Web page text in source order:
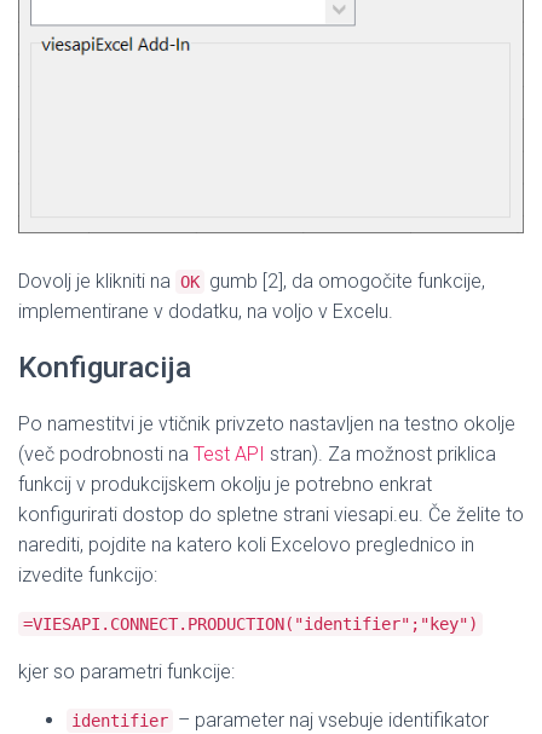
Dovolj je klikniti na OK gumb [2], da omogočite funkcije,
implementirane v dodatku, na voljo v Excelu.
Konfiguracija
Po namestitvi je vtičnik privzeto nastavljen na testno okolje
(več podrobnosti na Test API stran). Za možnost priklica
funkcij v produkcijskem okolju je potrebno enkrat
konfigurirati dostop do spletne strani viesapi.eu. Če želite to
narediti, pojdite na katero koli Excelovo preglednico in
izvedite funkcijo:
=VIESAPI.CONNECT.PRODUCTION("identifier";"key")
kjer so parametri funkcije:
identifier – parameter naj vsebuje identifikator